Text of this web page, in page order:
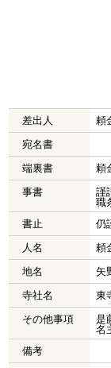
差出人
頼
宛名書
端裏書
頼
事書
謹
職
書止
仍
人名
頼
地名
矢
寺社名
東
その他事項
是
名
備考